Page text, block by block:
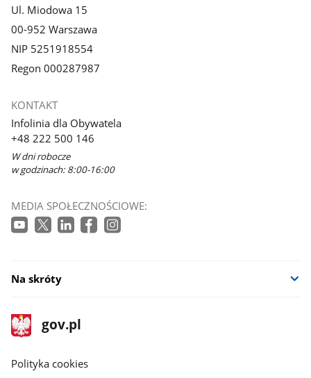
Ul. Miodowa 15
00-952 Warszawa
NIP 5251918554
Regon 000287987
KONTAKT
Infolinia dla Obywatela
+48 222 500 146
W dni robocze
w godzinach: 8:00-16:00
MEDIA SPOŁECZNOŚCIOWE:
Na skróty
stopka
gov.pl
Strona
gov.pl
gov.pl
Polityka cookies